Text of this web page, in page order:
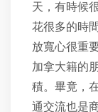
天，有時候
花很多的時
放寬心很重
加拿大籍的
積。畢竟，
通交流也是